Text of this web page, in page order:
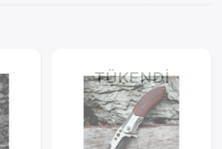
TÜKENDI